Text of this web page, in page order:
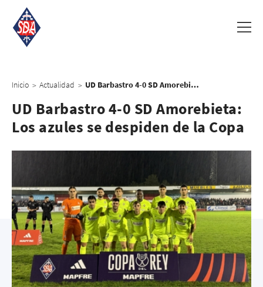
Inicio > Actualidad > UD Barbastro 4-0 SD Amorebieta: Los azules se despiden de la Copa
UD Barbastro 4-0 SD Amorebieta:
Los azules se despiden de la Copa